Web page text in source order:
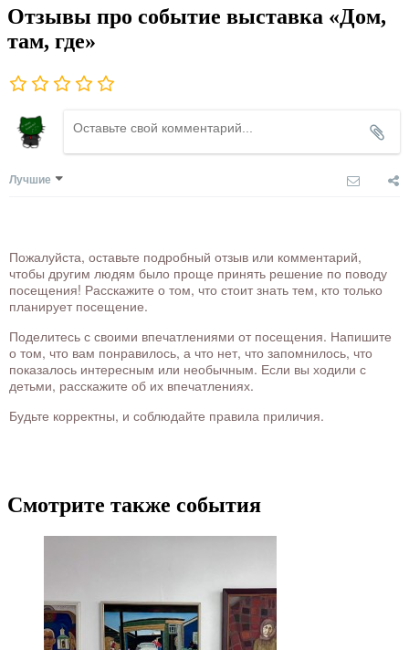
Отзывы про событие выставка «Дом,
там, где»
Лучшие
Пожалуйста, оставьте подробный отзыв или комментарий,
чтобы другим людям было проще принять решение по поводу
посещения! Расскажите о том, что стоит знать тем, кто только
планирует посещение.
Поделитесь с своими впечатлениями от посещения. Напишите
о том, что вам понравилось, а что нет, что запомнилось, что
показалось интересным или необычным. Если вы ходили с
детьми, расскажите об их впечатлениях.
Будьте корректны, и соблюдайте правила приличия.
Смотрите также события